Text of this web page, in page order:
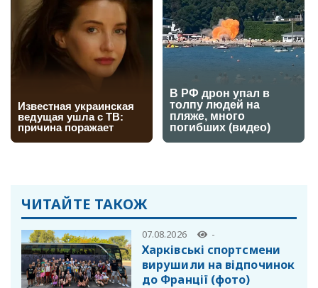
ЧИТАЙТЕ ТАКОЖ
07.08.2026 -
Харківські спортсмени
вирушили на відпочинок
до Франції (фото)